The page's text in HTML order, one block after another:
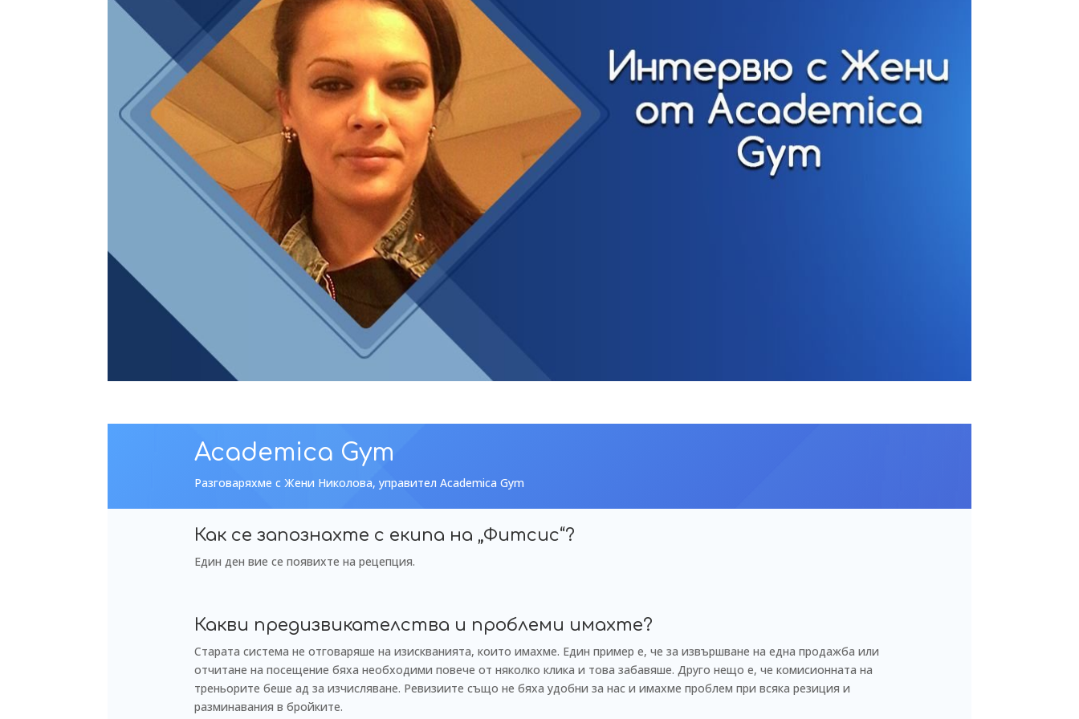
Academica Gym
Разговаряхме с Жени Николова, управител Academica Gym
Как се запознахте с екипа на „Фитсис“?
Един ден вие се появихте на рецепция.
Какви предизвикателства и проблеми имахте?
Старата система не отговаряше на изискванията, които имахме. Един пример е, че за извършване на една продажба или
отчитане на посещение бяха необходими повече от няколко клика и това забавяше. Друго нещо е, че комисионната на
треньорите беше ад за изчисляване. Ревизиите също не бяха удобни за нас и имахме проблем при всяка резиция и
разминавания в бройките.